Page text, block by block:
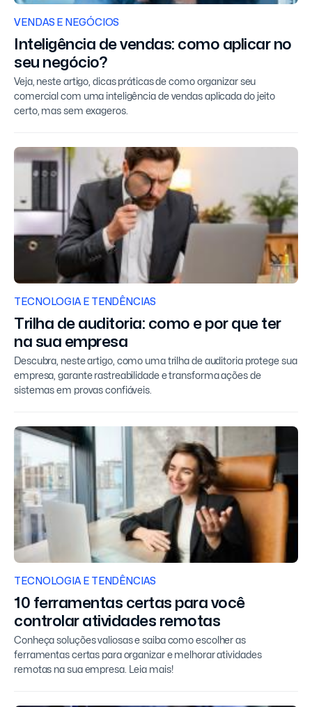
VENDAS E NEGÓCIOS
Inteligência de vendas: como aplicar no
seu negócio?
Veja, neste artigo, dicas práticas de como organizar seu
comercial com uma inteligência de vendas aplicada do jeito
certo, mas sem exageros.
TECNOLOGIA E TENDÊNCIAS
Trilha de auditoria: como e por que ter
na sua empresa
Descubra, neste artigo, como uma trilha de auditoria protege sua
empresa, garante rastreabilidade e transforma ações de
sistemas em provas confiáveis.
TECNOLOGIA E TENDÊNCIAS
10 ferramentas certas para você
controlar atividades remotas
Conheça soluções valiosas e saiba como escolher as
ferramentas certas para organizar e melhorar atividades
remotas na sua empresa. Leia mais!